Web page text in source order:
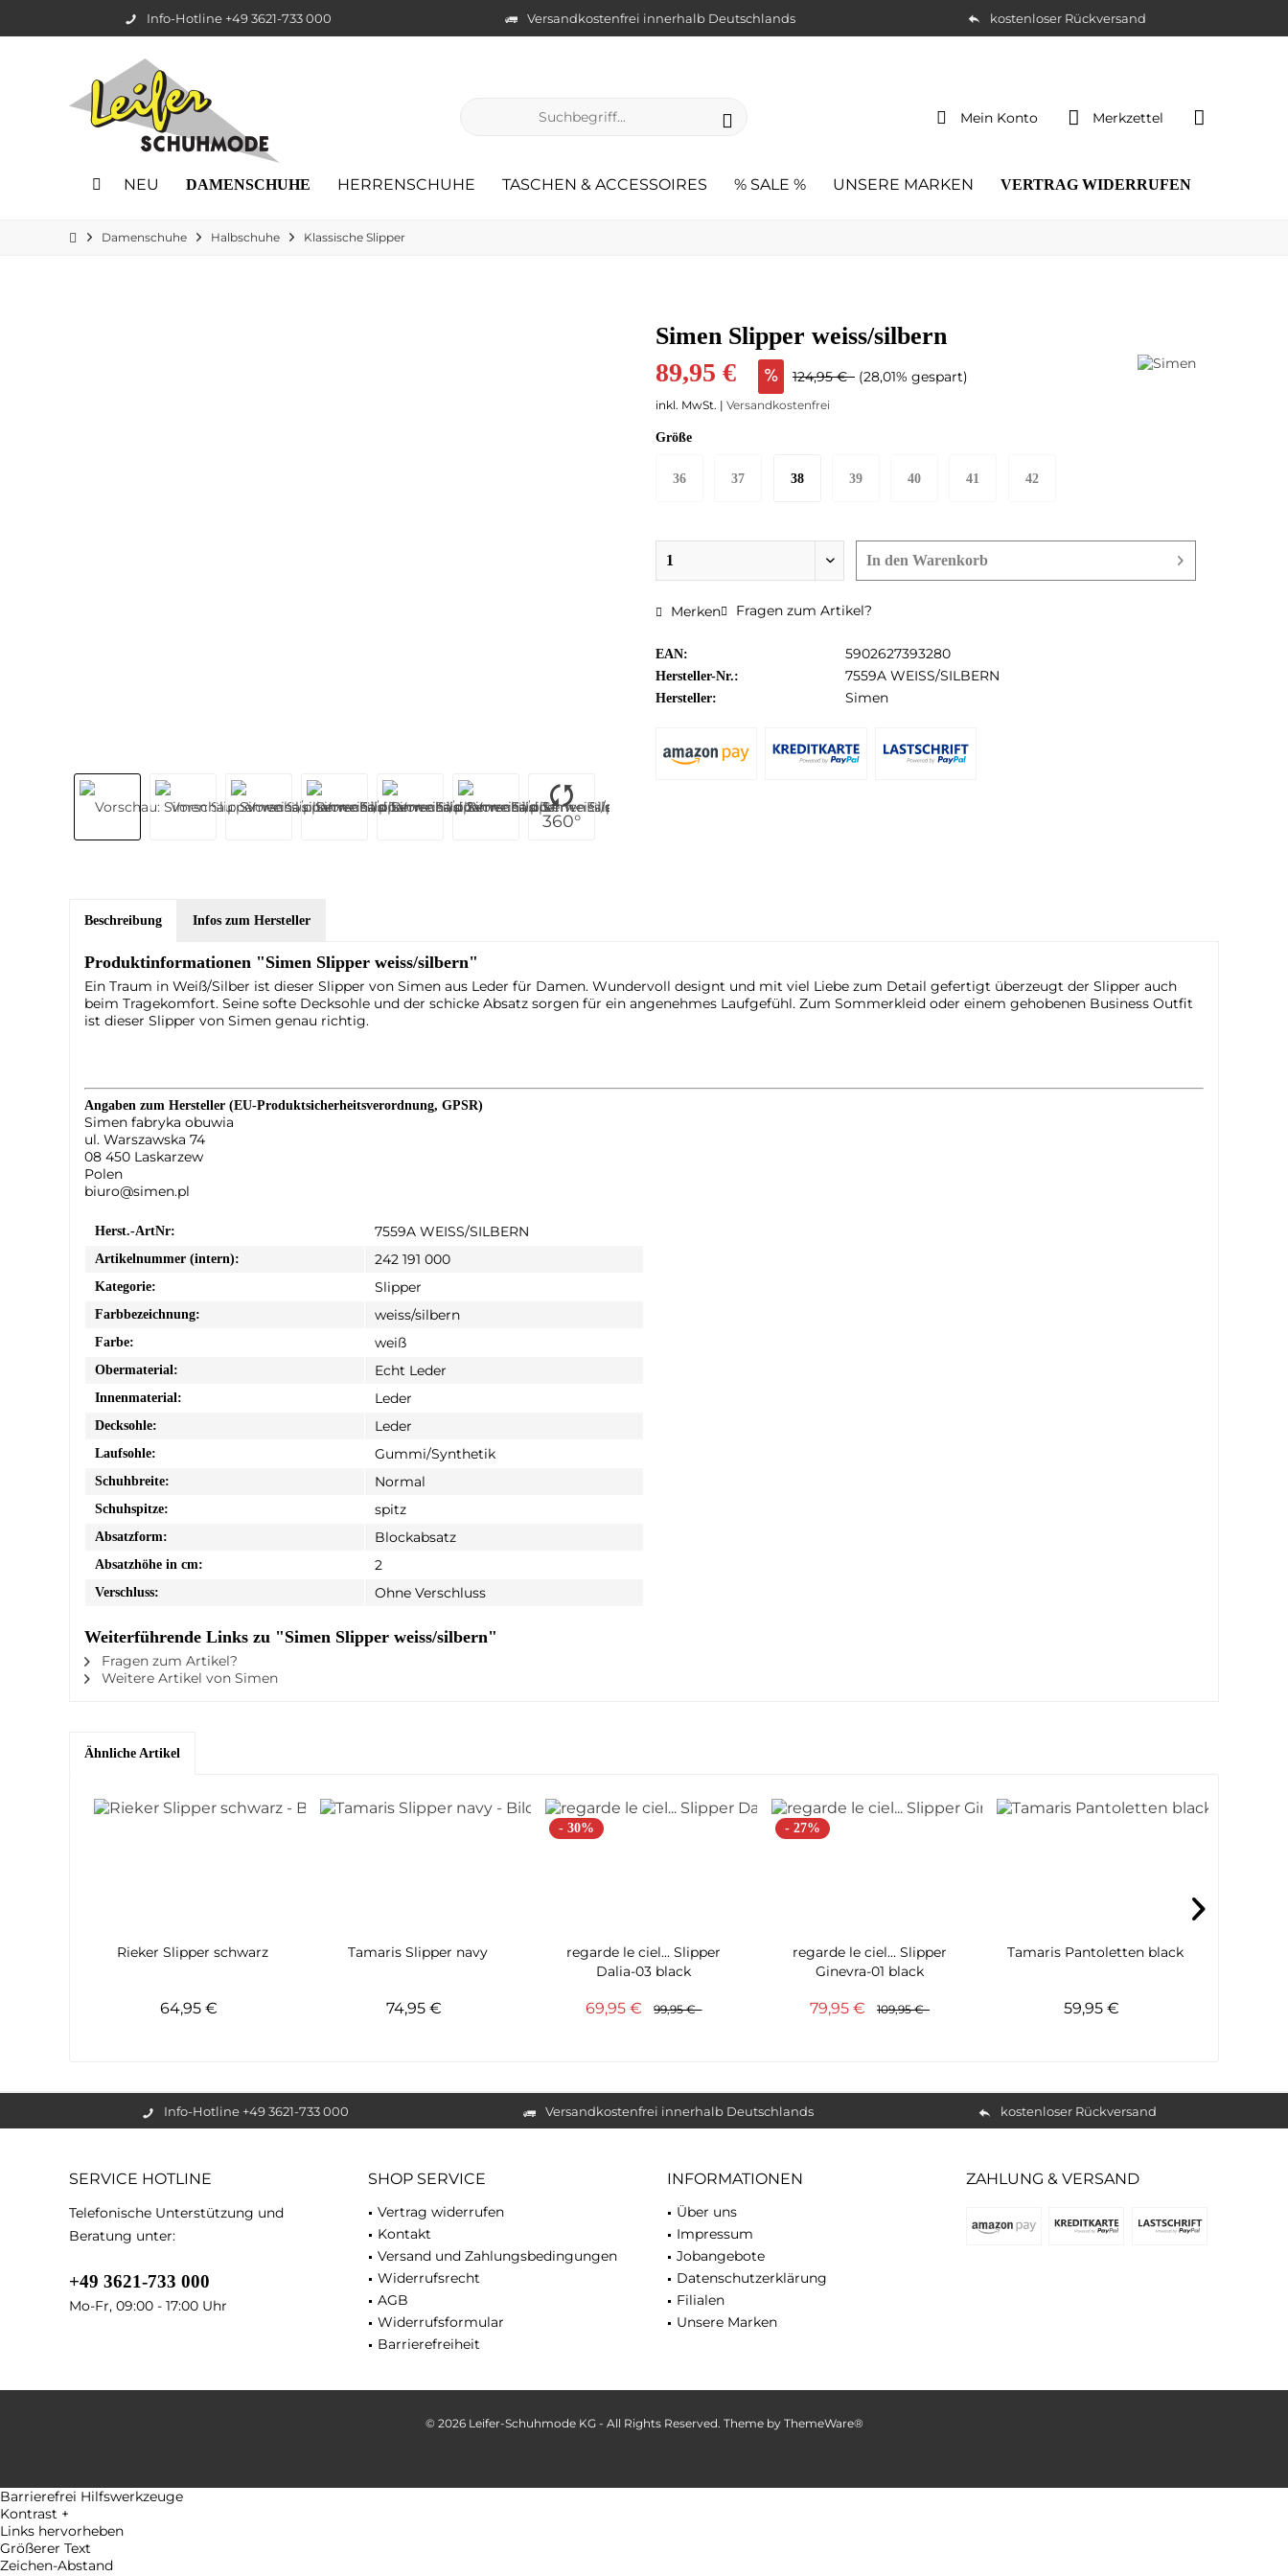
Info-Hotline +49 3621-733 000 Versandkostenfrei innerhalb Deutschlands kostenloser Rückversand
Merkzettel
Mein Konto
NEU DAMENSCHUHE HERRENSCHUHE TASCHEN & ACCESSOIRES % SALE % UNSERE MARKEN VERTRAG WIDERRUFEN
Damenschuhe Halbschuhe Klassische Slipper
360°
Simen Slipper weiss/silbern
89,95 € 124,95 € (28,01% gespart)
inkl. MwSt. | Versandkostenfrei
Größe
36 37 38 39 40 41 42
In den Warenkorb
Merken Fragen zum Artikel?
EAN: 5902627393280
Hersteller-Nr.: 7559A WEISS/SILBERN
Hersteller: Simen
Beschreibung Infos zum Hersteller
Produktinformationen "Simen Slipper weiss/silbern"
Ein Traum in Weiß/Silber ist dieser Slipper von Simen aus Leder für Damen. Wundervoll designt und mit viel Liebe zum Detail gefertigt überzeugt der Slipper auch
beim Tragekomfort. Seine softe Decksohle und der schicke Absatz sorgen für ein angenehmes Laufgefühl. Zum Sommerkleid oder einem gehobenen Business Outfit
ist dieser Slipper von Simen genau richtig.
Angaben zum Hersteller (EU-Produktsicherheitsverordnung, GPSR)
Simen fabryka obuwia
ul. Warszawska 74
08 450 Laskarzew
Polen
biuro@simen.pl
Herst.-ArtNr: 7559A WEISS/SILBERN
Artikelnummer (intern): 242 191 000
Kategorie: Slipper
Farbbezeichnung: weiss/silbern
Farbe: weiß
Obermaterial: Echt Leder
Innenmaterial: Leder
Decksohle: Leder
Laufsohle: Gummi/Synthetik
Schuhbreite: Normal
Schuhspitze: spitz
Absatzform: Blockabsatz
Absatzhöhe in cm: 2
Verschluss: Ohne Verschluss
Weiterführende Links zu "Simen Slipper weiss/silbern"
Fragen zum Artikel?
Weitere Artikel von Simen
Ähnliche Artikel
Rieker Slipper schwarz
64,95 €
Tamaris Slipper navy
74,95 €
- 30%
regarde le ciel... Slipper
Dalia-03 black
69,95 € 99,95 €
- 27%
regarde le ciel... Slipper
Ginevra-01 black
79,95 € 109,95 €
Tamaris Pantoletten black
59,95 €
Info-Hotline +49 3621-733 000 Versandkostenfrei innerhalb Deutschlands kostenloser Rückversand
SERVICE HOTLINE
Telefonische Unterstützung und
Beratung unter:
+49 3621-733 000
Mo-Fr, 09:00 - 17:00 Uhr
SHOP SERVICE
Vertrag widerrufen
Kontakt
Versand und Zahlungsbedingungen
Widerrufsrecht
AGB
Widerrufsformular
Barrierefreiheit
INFORMATIONEN
Über uns
Impressum
Jobangebote
Datenschutzerklärung
Filialen
Unsere Marken
ZAHLUNG & VERSAND
© 2026 Leifer-Schuhmode KG - All Rights Reserved. Theme by ThemeWare®
Barrierefrei Hilfswerkzeuge
Kontrast +
Links hervorheben
Größerer Text
Zeichen-Abstand